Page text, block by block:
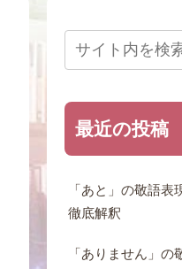
最近の投稿
「あと」の敬語
徹底解釈
「ありません」